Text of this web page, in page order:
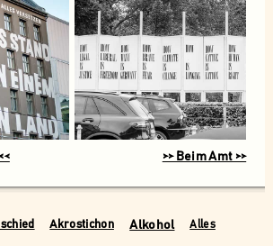
>> Beim Amt >>
Akrostichon Alkohol Alles